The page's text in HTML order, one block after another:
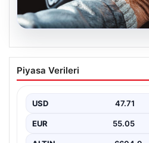
Emekliye ÖTV’siz
yasa çıkacak mı?
Piyasa Verileri
USD 47.71
EUR 55.05